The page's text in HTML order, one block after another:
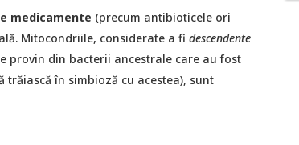
medicamente (precum antibioticele ori
Mitocondriile, considerate a fi descendente
din bacterii ancestrale care au fost
trăiască în simbioză cu acestea), sunt